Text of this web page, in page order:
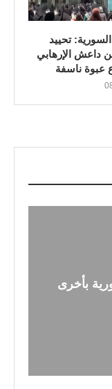
السورية: تحييد
داعش الإرهابي
عبوة ناسفة
بأخرى